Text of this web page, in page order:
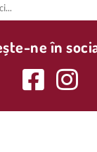
ne în